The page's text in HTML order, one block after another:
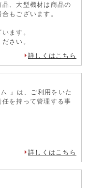
、大型機材は商品の
もございます。
ます。
さい。
詳しくはこちら
』は、ご利用をいた
を持って管理する事
詳しくはこちら